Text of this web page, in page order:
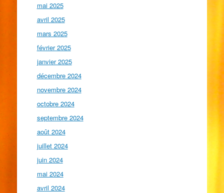
mai 2025
avril 2025
mars 2025
février 2025
janvier 2025
décembre 2024
novembre 2024
octobre 2024
septembre 2024
août 2024
juillet 2024
juin 2024
mai 2024
avril 2024